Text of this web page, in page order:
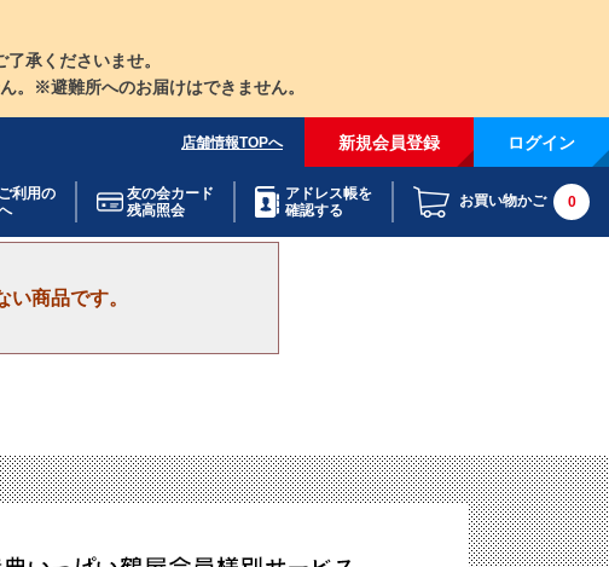
承くださいませ。
。※避難所へのお届けはできません。
店舗情報TOPへ 新規会員登録 ログイン
利用の
友の会カード
残高照会
アドレス帳を
確認する
お買い物かご 0
商品です。